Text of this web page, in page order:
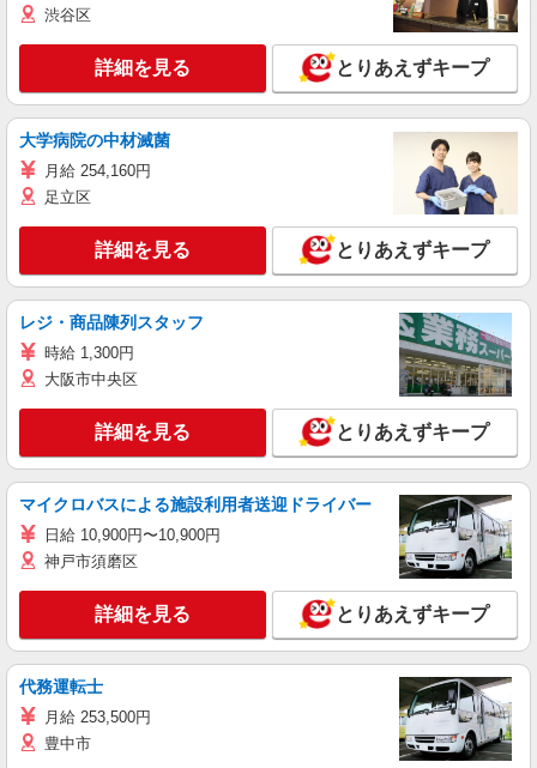
渋谷区
詳細を見る とりあえずキープ
大学病院の中材滅菌
月給 254,160円
足立区
詳細を見る とりあえずキープ
レジ・商品陳列スタッフ
時給 1,300円
大阪市中央区
詳細を見る とりあえずキープ
マイクロバスによる施設利用者送迎ドライバー
日給 10,900円〜10,900円
神戸市須磨区
詳細を見る とりあえずキープ
代務運転士
月給 253,500円
豊中市